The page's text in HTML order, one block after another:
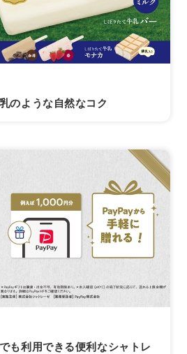
のような自然なコク
も利用できる便利なシャトレ